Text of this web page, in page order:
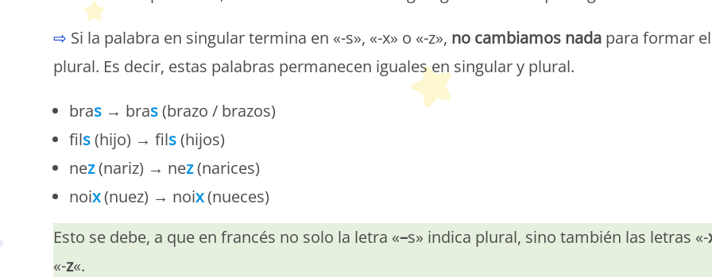
⇨ Si la palabra en singular termina en «-s», «-x» o «-z», no cambiamos nada para formar el
plural. Es decir, estas palabras permanecen iguales en singular y plural.
bras → bras(brazo / brazos)
fils(hijo) → fils(hijos)
nez(nariz) → nez(narices)
noix(nuez) → noix(nueces)
Esto se debe, a que en francés no solo la letra «–s» indica plural, sino también las letras «-
«-z«.